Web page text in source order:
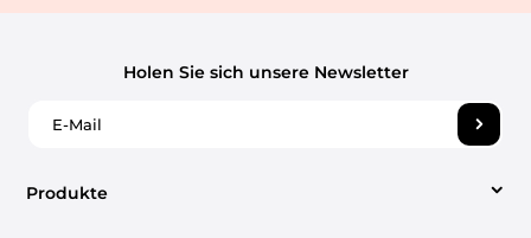
Produkte
Holen Sie sich unsere Newsletter